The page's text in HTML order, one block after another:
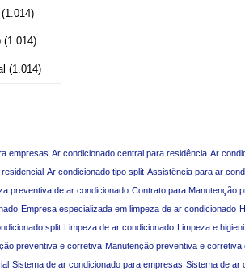
(1.014)
(1.014)
(1.014)
empresas Ar condicionado central para residência Ar
Ar condicionado tipo split Assistência para ar
preventiva de ar condicionado Contrato para Manutenção
Empresa especializada em limpeza de ar condicionado
split Limpeza de ar condicionado Limpeza e
preventiva e corretiva Manutenção preventiva e corretiva
Sistema de ar condicionado para empresas Sistema de ar